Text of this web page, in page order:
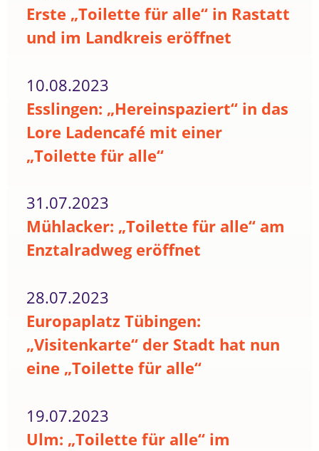
Erste „Toilette für alle“ in Rastatt
und im Landkreis eröffnet
10.08.2023
Esslingen: „Hereinspaziert“ in das
Lore Ladencafé mit einer
„Toilette für alle“
31.07.2023
Mühlacker: „Toilette für alle“ am
Enztalradweg eröffnet
28.07.2023
Europaplatz Tübingen:
„Visitenkarte“ der Stadt hat nun
eine „Toilette für alle“
19.07.2023
Ulm: „Toilette für alle“ im